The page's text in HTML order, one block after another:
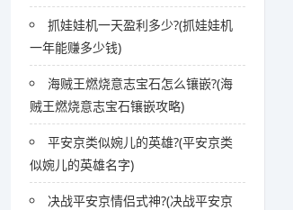
抓娃娃机一天盈利多少?(抓娃娃机
一年能赚多少钱)
海贼王燃烧意志宝石怎么镶嵌?(海
贼王燃烧意志宝石镶嵌攻略)
平安京类似婉儿的英雄?(平安京类
似婉儿的英雄名字)
决战平安京情侣式神?(决战平安京